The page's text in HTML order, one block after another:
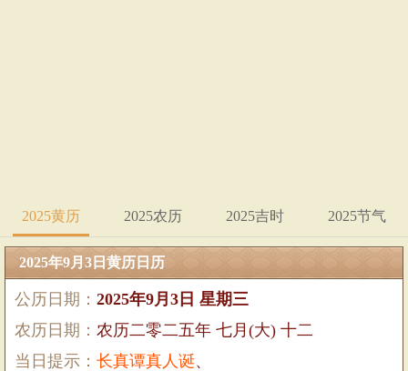
2025黄历 2025农历 2025吉时 2025节气
2025年9月3日黄历日历
公历日期： 2025年9月3日 星期三
农历日期： 农历二零二五年 七月(大) 十二
当日提示： 长真谭真人诞、